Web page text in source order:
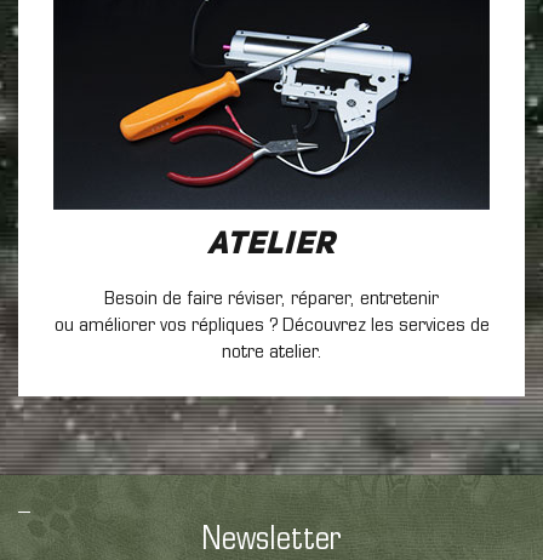
Atelier
Besoin de faire réviser, réparer, entretenir
ou améliorer vos répliques ? Découvrez les services de
notre atelier.
Newsletter